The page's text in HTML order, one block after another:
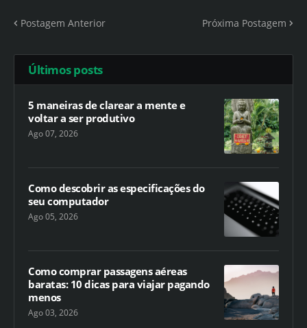
Postagem Anterior Próxima Postagem
Últimos posts
5 maneiras de clarear a mente e
voltar a ser produtivo
Ago 07, 2026
Como descobrir as especificações do
seu computador
Ago 05, 2026
Como comprar passagens aéreas
baratas: 10 dicas para viajar pagando
menos
Ago 03, 2026